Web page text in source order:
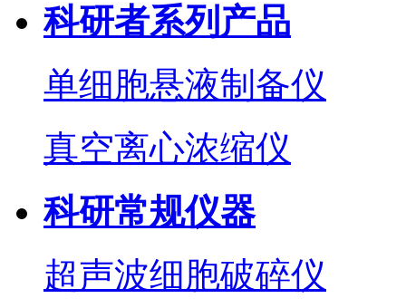
科研者系列产品
单细胞悬液制备仪
真空离心浓缩仪
科研常规仪器
超声波细胞破碎仪